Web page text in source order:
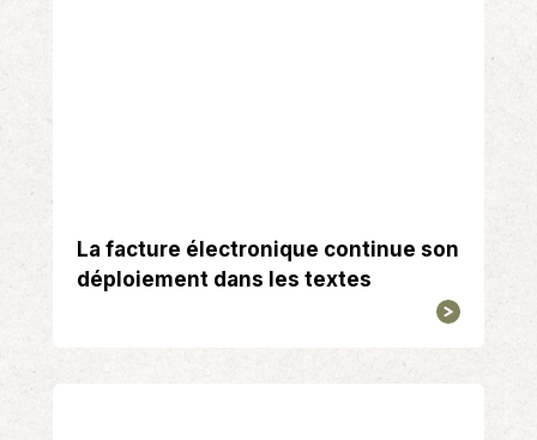
La facture électronique continue son
déploiement dans les textes